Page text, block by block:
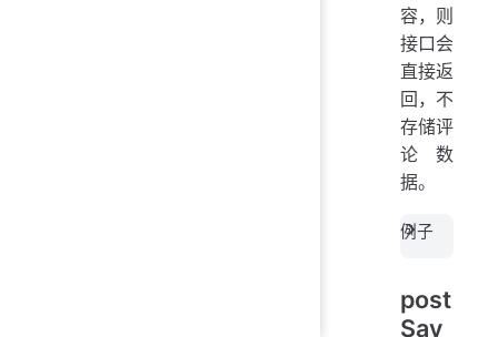
容，则
接口会
直接返
回，不
存储评
论数
据。
例子
post
Sav